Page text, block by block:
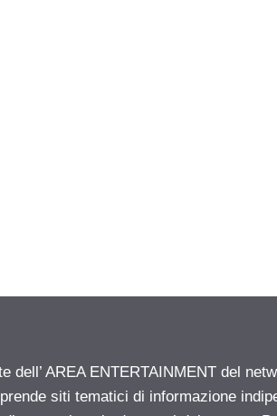
dell’ AREA ENTERTAINMENT del
siti tematici di informazione